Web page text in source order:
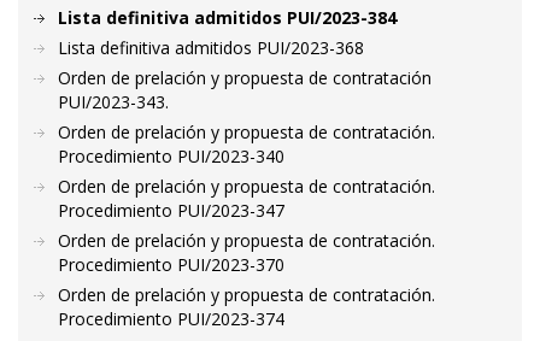
Lista definitiva admitidos PUI/2023-384
Lista definitiva admitidos PUI/2023-368
Orden de prelación y propuesta de contratación
PUI/2023-343.
Orden de prelación y propuesta de contratación.
Procedimiento PUI/2023-340
Orden de prelación y propuesta de contratación.
Procedimiento PUI/2023-347
Orden de prelación y propuesta de contratación.
Procedimiento PUI/2023-370
Orden de prelación y propuesta de contratación.
Procedimiento PUI/2023-374